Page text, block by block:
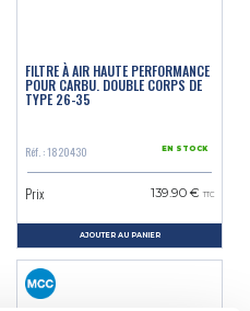
FILTRE À AIR HAUTE PERFORMANCE
POUR CARBU. DOUBLE CORPS DE
TYPE 26-35
Réf. : 1820430 EN STOCK
Prix 139.90 € TTC
AJOUTER AU PANIER